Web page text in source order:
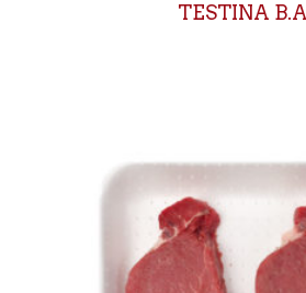
TESTINA